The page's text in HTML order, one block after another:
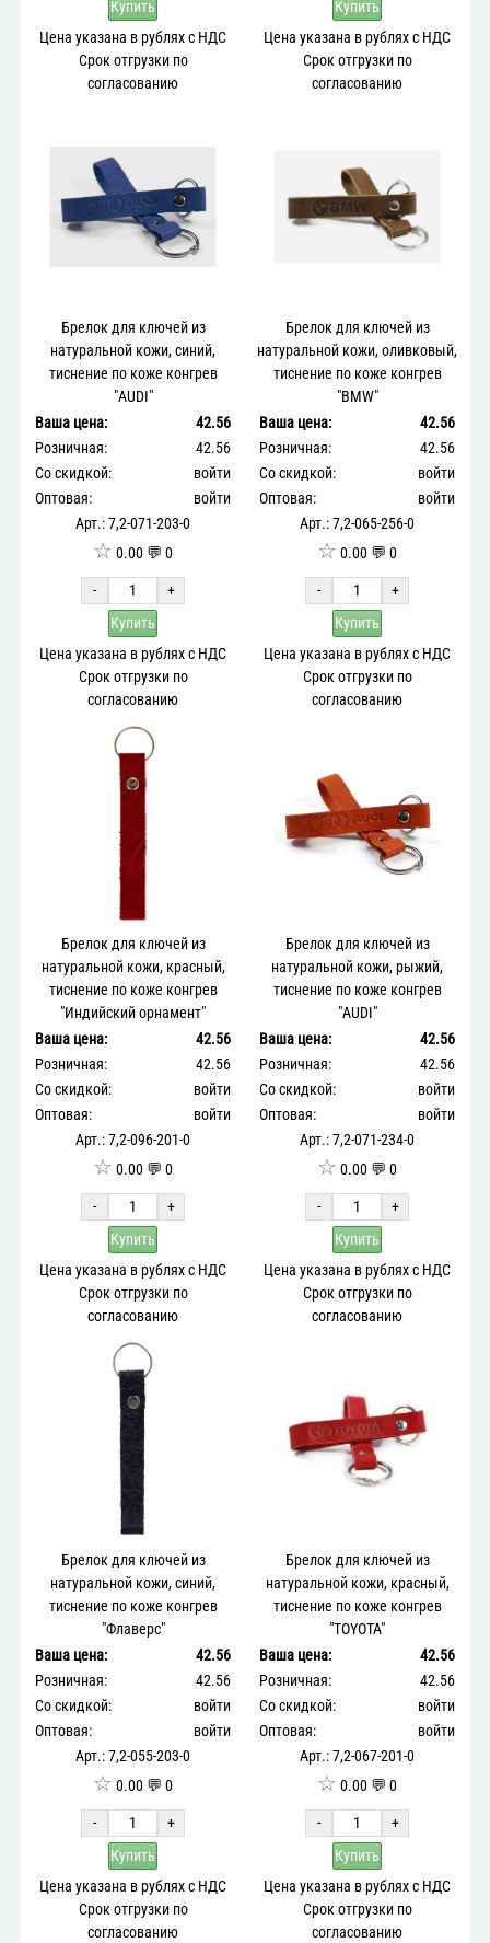
Купить
Цена указана в рублях с НДС
Срок отгрузки по
согласованию
Купить
Цена указана в рублях с НДС
Срок отгрузки по
согласованию
Брелок для ключей из
натуральной кожи, синий,
тиснение по коже конгрев
"AUDI"
Ваша цена:
42.56
Розничная:
42.56
Со скидкой:
войти
Оптовая:
войти
Арт.: 7,2-071-203-0
☆ 0.00 💬 0
-
+
Купить
Цена указана в рублях с НДС
Срок отгрузки по
согласованию
Брелок для ключей из
натуральной кожи, оливковый,
тиснение по коже конгрев
"BMW"
Ваша цена:
42.56
Розничная:
42.56
Со скидкой:
войти
Оптовая:
войти
Арт.: 7,2-065-256-0
☆ 0.00 💬 0
-
+
Купить
Цена указана в рублях с НДС
Срок отгрузки по
согласованию
Брелок для ключей из
натуральной кожи, красный,
тиснение по коже конгрев
"Индийский орнамент"
Ваша цена:
42.56
Розничная:
42.56
Со скидкой:
войти
Оптовая:
войти
Арт.: 7,2-096-201-0
☆ 0.00 💬 0
-
+
Купить
Цена указана в рублях с НДС
Срок отгрузки по
согласованию
Брелок для ключей из
натуральной кожи, рыжий,
тиснение по коже конгрев
"AUDI"
Ваша цена:
42.56
Розничная:
42.56
Со скидкой:
войти
Оптовая:
войти
Арт.: 7,2-071-234-0
☆ 0.00 💬 0
-
+
Купить
Цена указана в рублях с НДС
Срок отгрузки по
согласованию
Брелок для ключей из
натуральной кожи, синий,
тиснение по коже конгрев
"Флаверс"
Ваша цена:
42.56
Розничная:
42.56
Со скидкой:
войти
Оптовая:
войти
Арт.: 7,2-055-203-0
☆ 0.00 💬 0
-
+
Купить
Цена указана в рублях с НДС
Срок отгрузки по
согласованию
Брелок для ключей из
натуральной кожи, красный,
тиснение по коже конгрев
"TOYOTA"
Ваша цена:
42.56
Розничная:
42.56
Со скидкой:
войти
Оптовая:
войти
Арт.: 7,2-067-201-0
☆ 0.00 💬 0
-
+
Купить
Цена указана в рублях с НДС
Срок отгрузки по
согласованию